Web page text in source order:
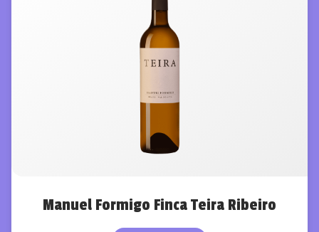
Manuel Formigo Finca Teira Ribeiro